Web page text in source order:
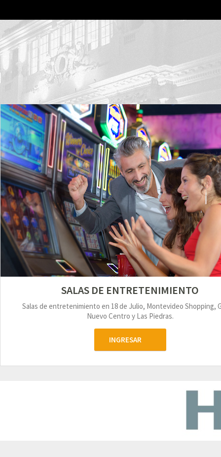
SALAS DE ENTRETENIMIENTO
Salas de entretenimiento en 18 de Julio, Montevideo Shopping,
Nuevo Centro y Las Piedras.
INGRESAR